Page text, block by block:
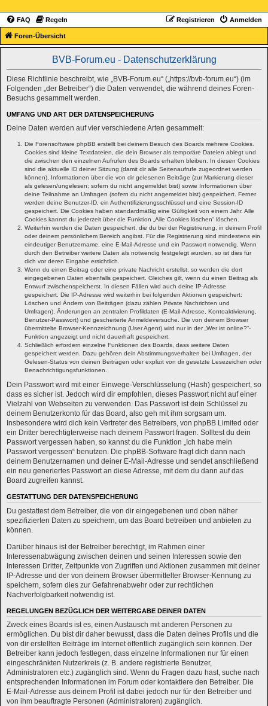
FAQ Regeln Anmelden
Registrieren
Foren-Übersicht
BVB-Forum.eu - Datenschutzerklärung
Diese Richtlinie beschreibt, wie „BVB-Forum.eu“ („https://bvb-forum.eu“) (im
Folgenden „der Betreiber“) die Daten verwendet, die während deines Foren-
Besuchs gesammelt werden.
UMFANG UND ART DER DATENSPEICHERUNG
Deine Daten werden auf vier verschiedene Arten gesammelt:
Die Forensoftware phpBB erstellt bei deinem Besuch des Boards mehrere Cookies.
Cookies sind kleine Textdateien, die dein Browser als temporäre Dateien ablegt und
die zwischen den einzelnen Aufrufen des Boards erhalten bleiben. In diesen Cookies
sind die aktuelle ID deiner Sitzung (damit dir alle Seitenaufrufe zugeordnet werden
können), Informationen über die von dir gelesenen Beiträge (zur Markierung dieser
als gelesen/ungelesen; sofern du nicht angemeldet bist) sowie Informationen über
deine Teilnahme an Umfragen (sofern du nicht angemeldet bist) gespeichert. Ferner
werden deine Benutzer-ID, ein Authentifizierungsschlüssel und eine Session-ID
gespeichert. Die Cookies haben standardmäßig eine Gültigkeit von einem Jahr. Alle
Cookies kannst du jederzeit über die Funktion „Alle Cookies löschen“ löschen.
Weiterhin werden die Daten gespeichert, die du bei der Registrierung, in deinem Profil
oder deinem persönlichem Bereich angibst. Für die Registrierung sind mindestens ein
eindeutiger Benutzername, eine E-Mail-Adresse und ein Passwort notwendig. Wenn
durch den Betreiber weitere Daten als notwendig festgelegt wurden, so ist dies für
dich vor deren Eingabe ersichtlich.
Wenn du einen Beitrag oder eine private Nachricht erstellst, so werden die dort
eingegebenen Daten ebenfalls gespeichert. Gleiches gilt, wenn du einen Beitrag als
Entwurf zwischenspeicherst. In diesen Fällen wird auch deine IP-Adresse
gespeichert. Die IP-Adresse wird weiterhin bei folgenden Aktionen gespeichert:
Löschen und Ändern von Beiträgen (dazu zählen Private Nachrichten und
Umfragen), Änderungen an zentralen Profildaten (E-Mail-Adresse, Kontoaktivierung,
Benutzer-Passwort) und gescheiterte Anmeldeversuche. Die von deinem Browser
übermittelte Browser-Kennzeichnung (User Agent) wird nur in der „Wer ist online?“-
Funktion angezeigt und nicht dauerhaft gespeichert.
Schließlich erfordern einzelne Funktionen des Boards, dass weitere Daten
gespeichert werden. Dazu gehören dein Abstimmungsverhalten bei Umfragen, der
Gelesen-Status von deinen Beiträgen oder explizit von dir gesetzte Lesezeichen oder
Benachrichtigungsfunktionen.
Dein Passwort wird mit einer Einwege-Verschlüsselung (Hash) gespeichert, so
dass es sicher ist. Jedoch wird dir empfohlen, dieses Passwort nicht auf einer
Vielzahl von Webseiten zu verwenden. Das Passwort ist dein Schlüssel zu
deinem Benutzerkonto für das Board, also geh mit ihm sorgsam um.
Insbesondere wird dich kein Vertreter des Betreibers, von phpBB Limited oder
ein Dritter berechtigterweise nach deinem Passwort fragen. Solltest du dein
Passwort vergessen haben, so kannst du die Funktion „Ich habe mein
Passwort vergessen“ benutzen. Die phpBB-Software fragt dich dann nach
deinem Benutzernamen und deiner E-Mail-Adresse und sendet anschließend
ein neu generiertes Passwort an diese Adresse, mit dem du dann auf das
Board zugreifen kannst.
GESTATTUNG DER DATENSPEICHERUNG
Du gestattest dem Betreiber, die von dir eingegebenen und oben näher
spezifizierten Daten zu speichern, um das Board betreiben und anbieten zu
können.
Darüber hinaus ist der Betreiber berechtigt, im Rahmen einer
Interessenabwägung zwischen deinen und seinen Interessen sowie den
Interessen Dritter, Zeitpunkte von Zugriffen und Aktionen zusammen mit deiner
IP-Adresse und der von deinem Browser übermittelter Browser-Kennung zu
speichern, sofern dies zur Gefahrenabwehr oder zur rechtlichen
Nachverfolgbarkeit notwendig ist.
REGELUNGEN BEZÜGLICH DER WEITERGABE DEINER DATEN
Zweck eines Boards ist es, einen Austausch mit anderen Personen zu
ermöglichen. Du bist dir daher bewusst, dass die Daten deines Profils und die
von dir erstellten Beiträge im Internet öffentlich zugänglich sein können. Der
Betreiber kann jedoch festlegen, dass einzelne Informationen nur für einen
eingeschränkten Nutzerkreis (z. B. andere registrierte Benutzer,
Administratoren etc.) zugänglich sind. Wenn du Fragen dazu hast, suche nach
entsprechenden Informationen im Forum oder kontaktiere den Betreiber. Die
E-Mail-Adresse aus deinem Profil ist dabei jedoch nur für den Betreiber und
von ihm beauftragte Personen (Administratoren) zugänglich.